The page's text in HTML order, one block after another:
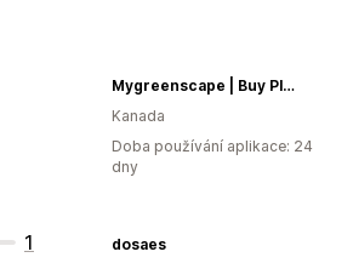
1
Mygreenscape | Buy Plants Online
Kanada
Doba používání aplikace: 24
dny
dosaes